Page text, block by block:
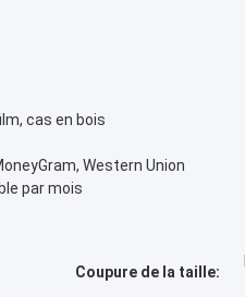
cas en bois
Western Union
par mois
Coupure de la taille: